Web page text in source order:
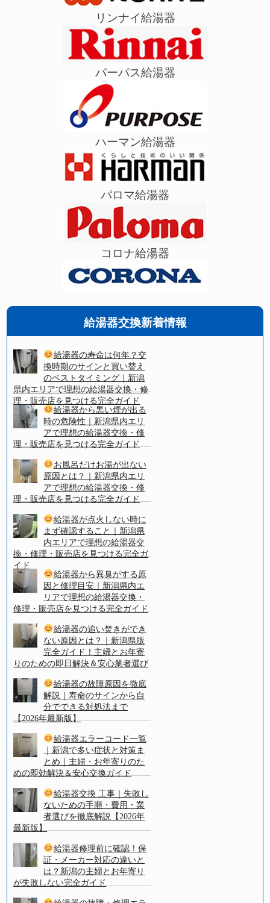
リンナイ給湯器
パーパス給湯器
ハーマン給湯器
パロマ給湯器
コロナ給湯器
給湯器交換新着情報
給湯器の寿命は何年？交
換時期のサインと買い替え
のベストタイミング｜新潟
県内エリアで理想の給湯器交換・修
理・販売店を見つける完全ガイド
給湯器から黒い煙が出る
時の危険性｜新潟県内エリ
アで理想の給湯器交換・修
理・販売店を見つける完全ガイド
お風呂だけお湯が出ない
原因とは？｜新潟県内エリ
アで理想の給湯器交換・修
理・販売店を見つける完全ガイド
給湯器が点火しない時に
まず確認すること｜新潟県
内エリアで理想の給湯器交
換・修理・販売店を見つける完全ガ
イド
給湯器から異臭がする原
因と修理目安｜新潟県内エ
リアで理想の給湯器交換・
修理・販売店を見つける完全ガイド
給湯器の追い焚きができ
ない原因とは？｜新潟県版
完全ガイド！主婦とお年寄
りのための即日解決＆安心業者選び
給湯器の故障原因を徹底
解説｜寿命のサインから自
分でできる対処法まで
【2026年最新版】
給湯器エラーコード一覧
｜新潟で多い症状と対策ま
とめ｜主婦・お年寄りのた
めの即効解決＆安心交換ガイド
給湯器交換 工事｜失敗し
ないための手順・費用・業
者選びを徹底解説【2026年
最新版】
給湯器修理前に確認！保
証・メーカー対応の違いと
は？新潟の主婦とお年寄り
が失敗しない完全ガイド